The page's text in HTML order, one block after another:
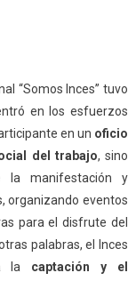
“Somos Inces” tuvo
en los esfuerzos
en un oficio
del trabajo, sino
la manifestación y
organizando eventos
para el disfrute del
palabras, el Inces
la captación y el